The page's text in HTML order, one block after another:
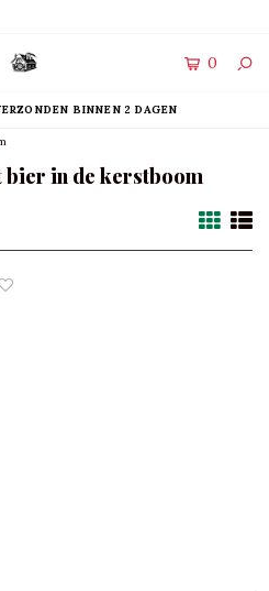
0
BINNEN 2 DAGEN
bier in de kerstboom